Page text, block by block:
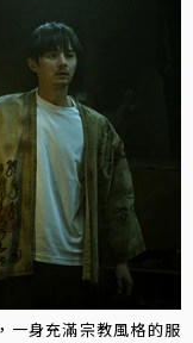
一身充滿宗教風格的服